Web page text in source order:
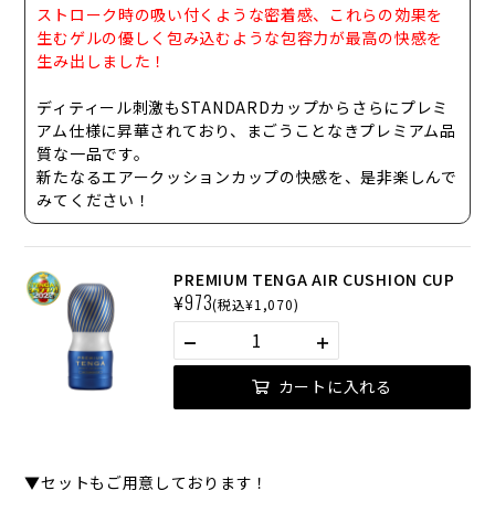
ストローク時の吸い付くような密着感、これらの効果を
生むゲルの優しく包み込むような包容力が最高の快感を
生み出しました！
ディティール刺激もSTANDARDカップからさらにプレミ
アム仕様に昇華されており、
まごうことなきプレミアム品
質な一品です。
新たなるエアークッションカップの快感を、是非楽しんで
みてください！
PREMIUM TENGA AIR CUSHION CUP
¥973(税込¥1,070)
カートに入れる
▼セットもご用意しております！